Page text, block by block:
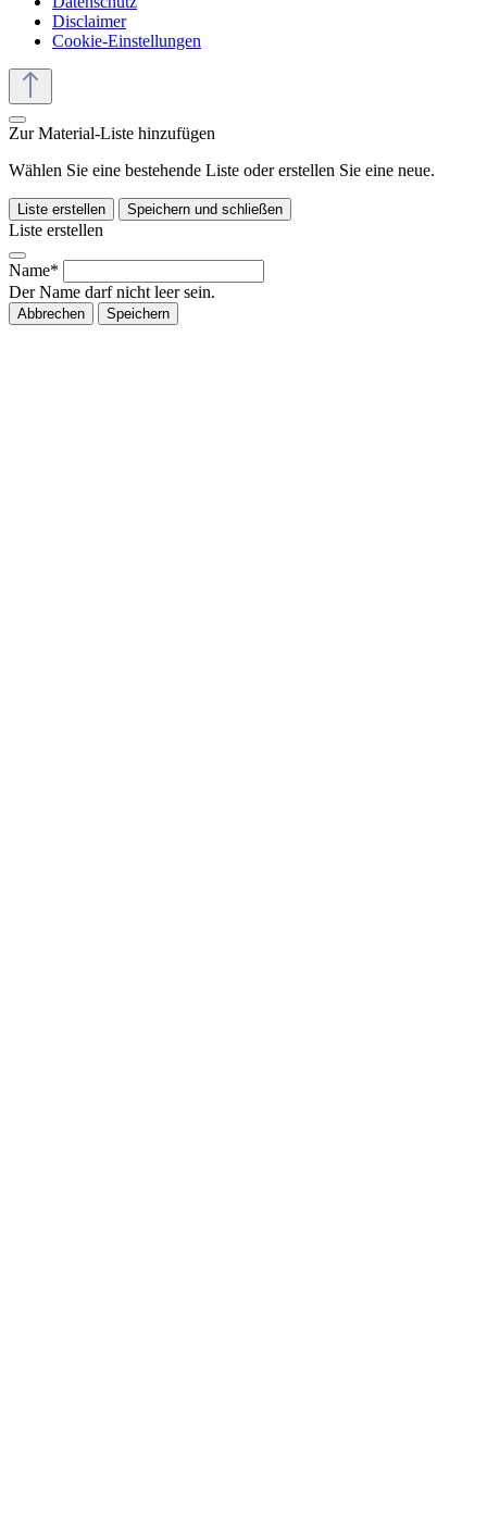
Disclaimer
Cookie-Einstellungen
Zur Material-Liste hinzufügen
Wählen Sie eine bestehende Liste oder erstellen Sie eine neue.
Liste erstellen Speichern und schließen
Liste erstellen
Name*
Der Name darf nicht leer sein.
Abbrechen Speichern